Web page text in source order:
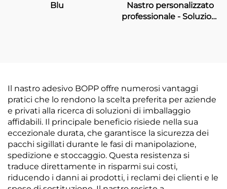
Blu
Nastro personalizzato
professionale - Soluzioni
Il nastro adesivo BOPP offre numerosi vantaggi
pratici che lo rendono la scelta preferita per aziende
e privati alla ricerca di soluzioni di imballaggio
affidabili. Il principale beneficio risiede nella sua
eccezionale durata, che garantisce la sicurezza dei
pacchi sigillati durante le fasi di manipolazione,
spedizione e stoccaggio. Questa resistenza si
traduce direttamente in risparmi sui costi,
riducendo i danni ai prodotti, i reclami dei clienti e le